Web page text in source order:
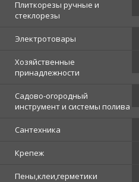
Плиткорезы ручные и
стеклорезы
Электротовары
Хозяйственные
принадлежности
Садово-огородный
инструмент и системы полива
Сантехника
Крепеж
Пены,клеи,герметики